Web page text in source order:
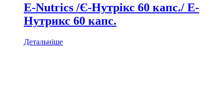
E-Nutrics /Є-Нутрікс 60 капс./ Е-
Нутрикс 60 капс.
Детальніше